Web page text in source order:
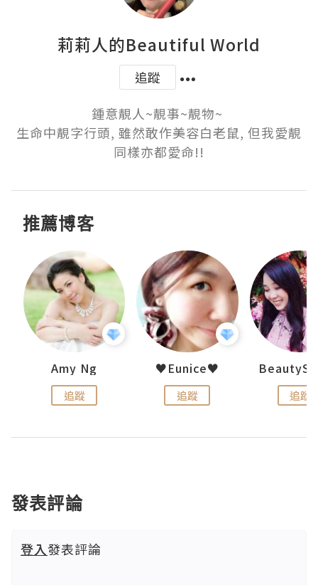
莉莉人的Beautiful World
追蹤
鍾意靚人~靚事~靚物~
生命中靚字行頭, 雖然敢作美容白老鼠, 但我愛靚
同樣亦都愛命!!
推薦博客
Amy Ng
追蹤
♥Eunice♥
追蹤 追蹤
發表評論
登入發表評論